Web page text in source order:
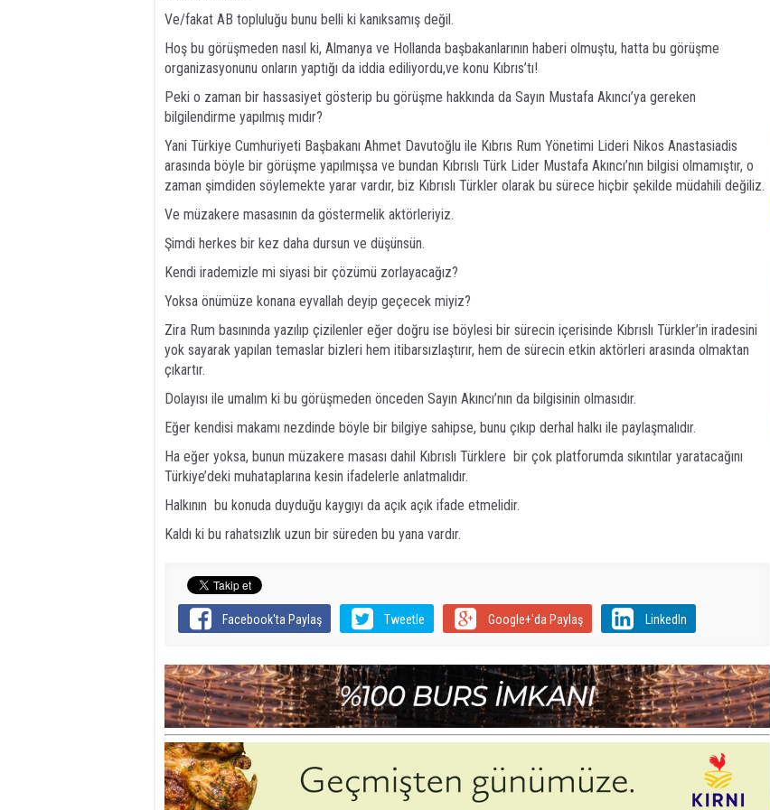
Ve/fakat AB topluluğu bunu belli ki kanıksamış değil.
Hoş bu görüşmeden nasıl ki, Almanya ve Hollanda başbakanlarının haberi olmuştu, hatta bu görüşme
organizasyonunu onların yaptığı da iddia ediliyordu,ve konu Kıbrıs’tı!
Peki o zaman bir hassasiyet gösterip bu görüşme hakkında da Sayın Mustafa Akıncı’ya gereken
bilgilendirme yapılmış mıdır?
Yani Türkiye Cumhuriyeti Başbakanı Ahmet Davutoğlu ile Kıbrıs Rum Yönetimi Lideri Nikos Anastasiadis
arasında böyle bir görüşme yapılmışsa ve bundan Kıbrıslı Türk Lider Mustafa Akıncı’nın bilgisi olmamıştır, o
zaman şimdiden söylemekte yarar vardır, biz Kıbrıslı Türkler olarak bu sürece hiçbir şekilde müdahili değiliz.
Ve müzakere masasının da göstermelik aktörleriyiz.
Şimdi herkes bir kez daha dursun ve düşünsün.
Kendi irademizle mi siyasi bir çözümü zorlayacağız?
Yoksa önümüze konana eyvallah deyip geçecek miyiz?
Zira Rum basınında yazılıp çizilenler eğer doğru ise böylesi bir sürecin içerisinde Kıbrıslı Türkler’in iradesini
yok sayarak yapılan temaslar bizleri hem itibarsızlaştırır, hem de sürecin etkin aktörleri arasında olmaktan
çıkartır.
Dolayısı ile umalım ki bu görüşmeden önceden Sayın Akıncı’nın da bilgisinin olmasıdır.
Eğer kendisi makamı nezdinde böyle bir bilgiye sahipse, bunu çıkıp derhal halkı ile paylaşmalıdır.
Ha eğer yoksa, bunun müzakere masası dahil Kıbrıslı Türklere bir çok platforumda sıkıntılar yaratacağını
Türkiye’deki muhataplarına kesin ifadelerle anlatmalıdır.
Halkının bu konuda duyduğu kaygıyı da açık açık ifade etmelidir.
Kaldı ki bu rahatsızlık uzun bir süreden bu yana vardır.
Facebook'ta Paylaş Tweetle Google+'da Paylaş LinkedIn